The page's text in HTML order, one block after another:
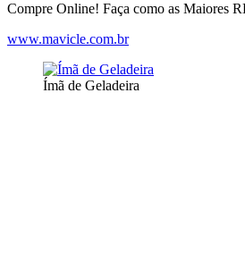
Compre Online! Faça como as Maiores
www.mavicle.com.br
Ímã de Geladeira